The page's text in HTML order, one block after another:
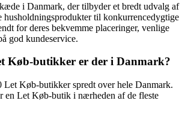
i Danmark, der tilbyder et bredt udvalg af
husholdningsprodukter til konkurrencedygtige
for deres bekvemme placeringer, venlige
god kundeservice.
Køb-butikker er der i Danmark?
Let Køb-butikker spredt over hele Danmark.
en Let Køb-butik i nærheden af de fleste